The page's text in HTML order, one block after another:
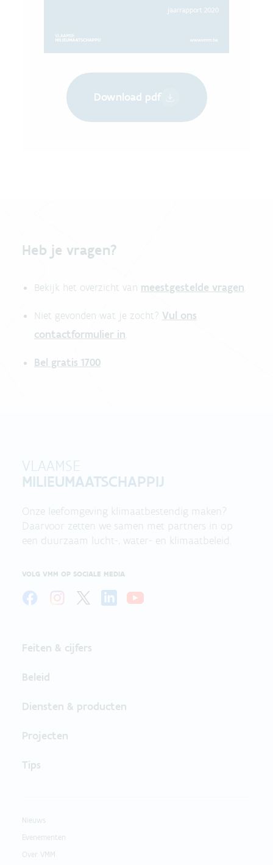
Download pdf
Heb je vragen?
Bekijk het overzicht van meestgestelde vragen
Niet gevonden wat je zocht? Vul ons
contactformulier in
Bel gratis 1700
VLAAMSE
MILIEUMAATSCHAPPIJ
Onze leefomgeving klimaatbestendig maken?
Daarvoor zetten we samen met partners in op
een duurzaam lucht-, water- en klimaatbeleid.
VOLG VMM OP SOCIALE MEDIA
Feiten & cijfers
Beleid
Diensten & producten
Projecten
Tips
Nieuws
Evenementen
Over VMM